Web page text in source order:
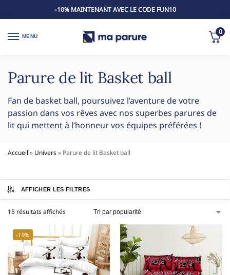
–10% MAINTENANT AVEC LE CODE FUN10
MENU
0
Parure de lit Basket ball
Fan de basket ball, poursuivez l’aventure de votre
passion dans vos rêves avec nos superbes parures de
lit qui mettent à l’honneur vos équipes préférées !
Accueil » Univers» Parure de lit Basket ball
AFFICHER LES FILTRES
15 résultats affichés
-19%